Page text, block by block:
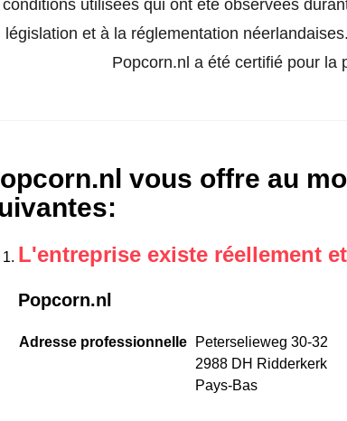
conditions utilisées qui ont été observées
législation et à la réglementation
Popcorn.nl a été certifié pour la
vous offre au
:
L'entreprise existe réellement
Popcorn.nl
Adresse professionnelle
Peterselieweg 30-32
2988 DH Ridderkerk
Pays-Bas